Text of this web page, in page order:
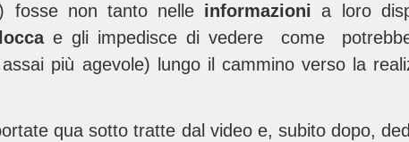
fosse non tanto nelle informazionia loro
e gli impedisce di vedere come
più agevole) lungo il cammino verso la
qua sotto tratte dal video e, subito dopo,